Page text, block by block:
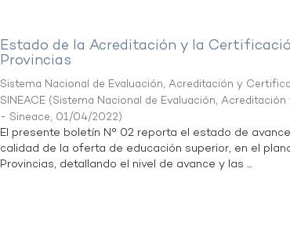
Estado de la Acreditación y la
Provincias
Sistema Nacional de Evaluación, Acreditación y
SINEACE (Sistema Nacional de Evaluación,
- Sineace, 01/04/2022)
El presente boletín N° 02 reporta el estado de
calidad de la oferta de educación superior, en el
Provincias, detallando el nivel de avance y las ...